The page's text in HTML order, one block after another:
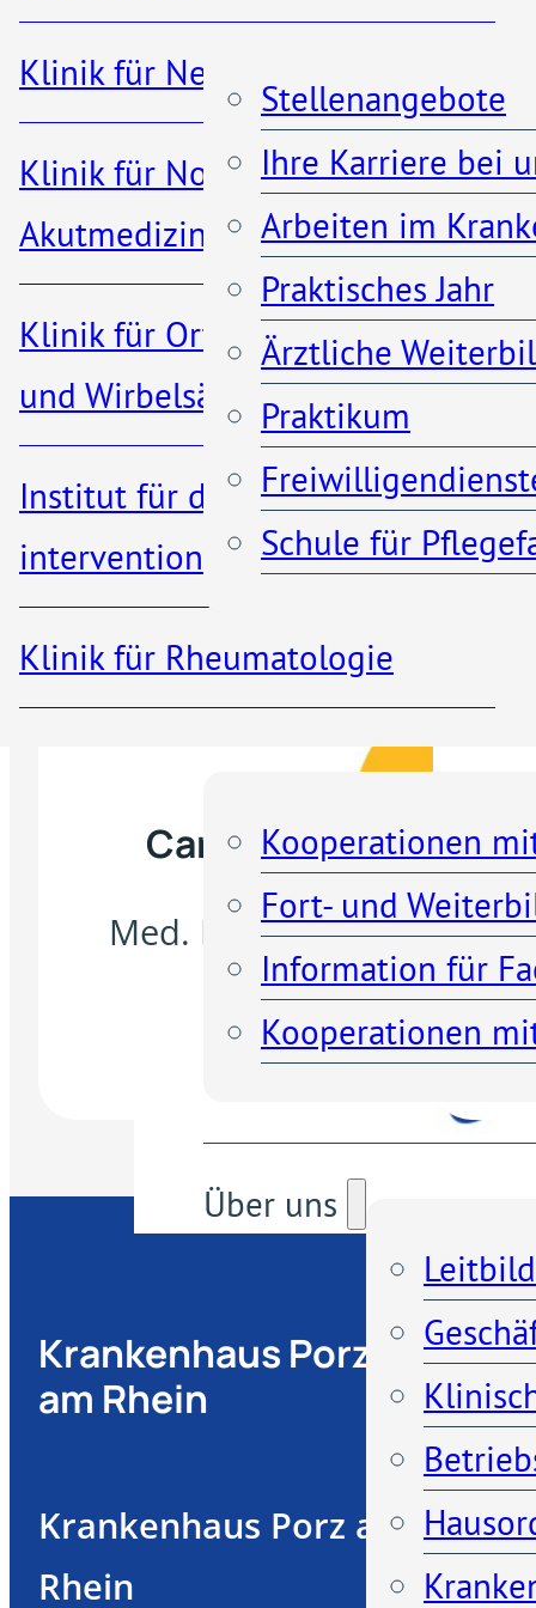
Klinik für Nephrologie
Klinik für Notfall- und
Akutmedizin
Klinik für Orthopädie, Unfall-
und Wirbelsäulenchirurgie
Institut für diagnostische und
interventionelle Radiologie
Klinik für Rheumatologie
Stellenangebote
Ihre Karriere bei
Arbeiten im
Praktisches Jahr
Ärztliche
Praktikum
Schule für
Kooperationen
Kooperationen
Fort- und
Information für
Kooperationen
Über uns
Leitbild
Aida Kukavica
Med. Fachangestellte
Carina Maaßen
Med. Fachangestellte
Krankenhaus Porz
am Rhein
Krankenhaus Porz am
Rhein